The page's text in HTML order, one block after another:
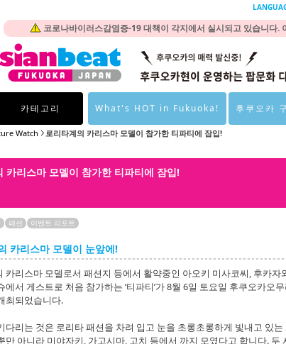
코로나바이러스감염증-19 대책이 각지에서 실시되고 있습니다
카테고리 What's HOT in Fukuoka! 후쿠오카
Watch 로리타계의 카리스마 모델이 참가한 티파티에 잠입!
카리스마 모델이 참가한 티파티에 잠입!
패션 이벤트 리포트
카리스마 모델이 눈앞에!
카리스마 모델로서 패션지 등에서 활약중인 아오키 미사코씨, 후카자
에서 게스트로 처음 참가하는 ‘티파티’가 8월 6일 토요일 후쿠오카오
최되었습니다.
다리는 것은 로리타 패션을 차려 입고 눈을 초롱초롱하게 빛내고 있
만 아니라 미야자키, 가고시마, 고치 등에서 까지 모였다고 합니다. 두